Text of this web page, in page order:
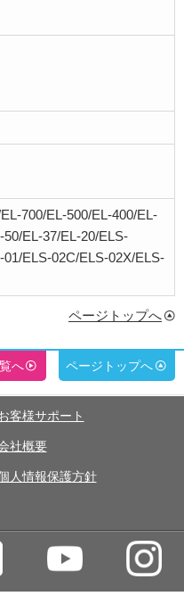
700/EL-500/EL-400/EL-
EL-37/EL-20/ELS-
ELS-02C/ELS-02X/ELS-
ページトップへ
へ ページトップへ
客様サポート
社概要
人情報保護方針